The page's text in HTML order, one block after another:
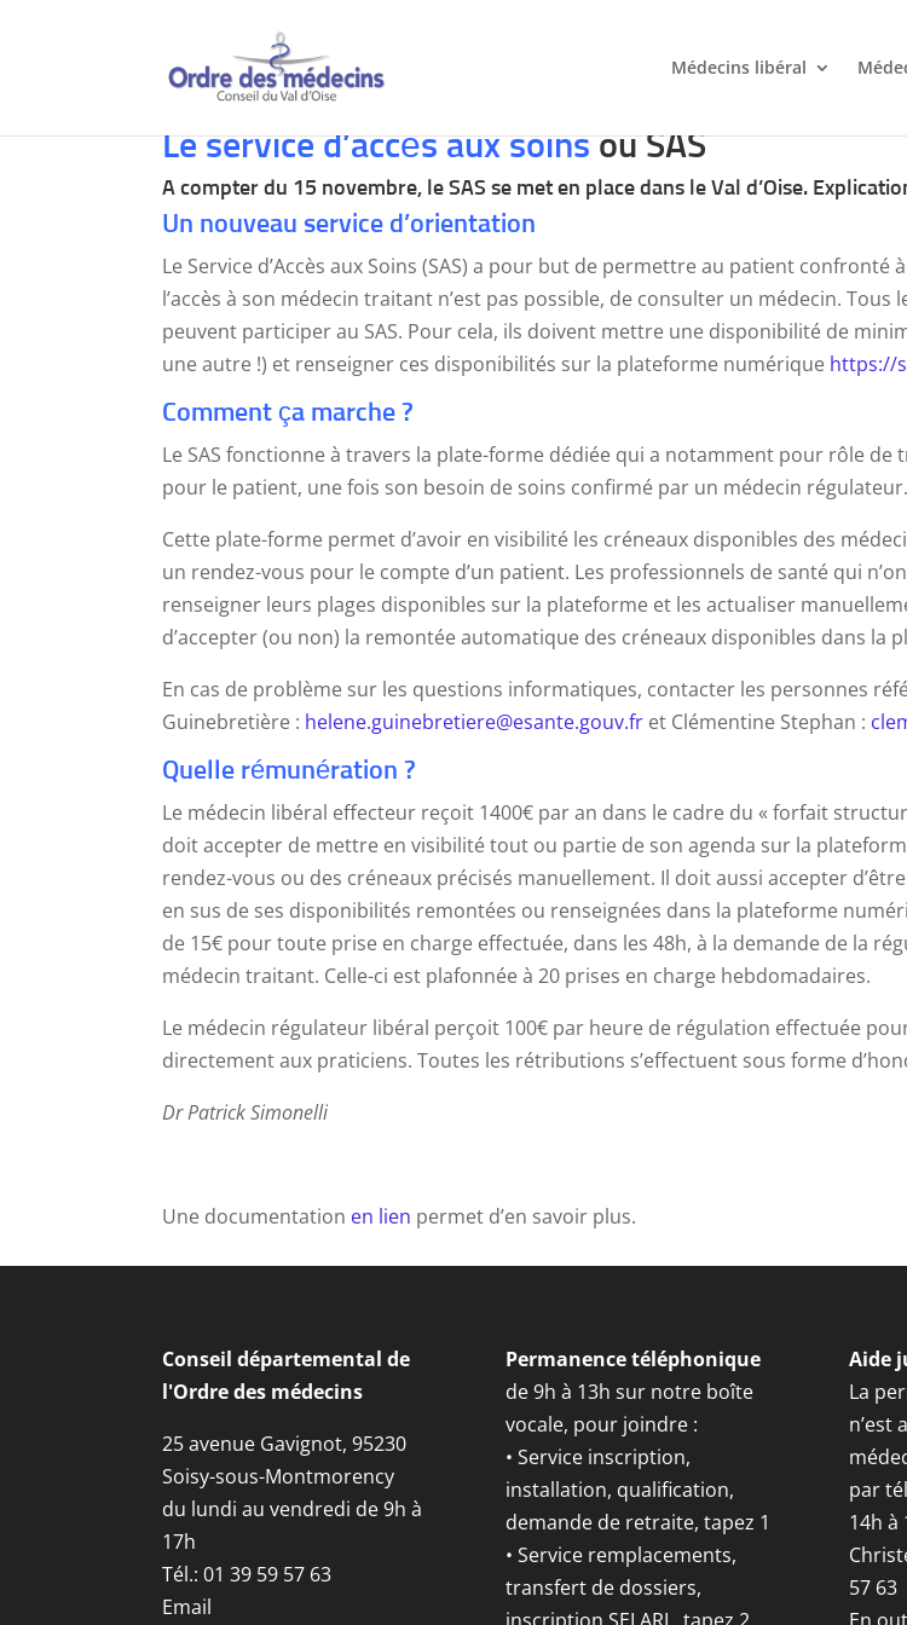
Médecins libéral
Le service d’accès aux soinsou SAS
A compter du 15 novembre, le SAS se met en place dans le Val d’Oise.
Un nouveau service d’orientation
Le Service d’Accès aux Soins (SAS) a pour but de permettre au patient
l’accès à son médecin traitant n’est pas possible, de consulter un médecin.
peuvent participer au SAS. Pour cela, ils doivent mettre une disponibilité de
une autre !) et renseigner ces disponibilités sur la plateforme numérique https://
Comment ça marche ?
Le SAS fonctionne à travers la plate-forme dédiée qui a notamment pour rôle
pour le patient, une fois son besoin de soins confirmé par un médecin régulateur.
Cette plate-forme permet d’avoir en visibilité les créneaux disponibles des
un rendez-vous pour le compte d’un patient. Les professionnels de santé qui
renseigner leurs plages disponibles sur la plateforme et les actualiser
d’accepter (ou non) la remontée automatique des créneaux disponibles dans la
En cas de problème sur les questions informatiques, contacter les personnes
Guinebretière : helene.guinebretiere@esante.gouv.fr et Clémentine Stephan :
Quelle rémunération ?
Le médecin libéral effecteur reçoit 1400€ par an dans le cadre du « forfait
doit accepter de mettre en visibilité tout ou partie de son agenda sur la
rendez-vous ou des créneaux précisés manuellement. Il doit aussi accepter
en sus de ses disponibilités remontées ou renseignées dans la plateforme
de 15€ pour toute prise en charge effectuée, dans les 48h, à la demande de la
médecin traitant. Celle-ci est plafonnée à 20 prises en charge hebdomadaires.
Le médecin régulateur libéral perçoit 100€ par heure de régulation effectuée
directement aux praticiens. Toutes les rétributions s’effectuent sous forme
Dr Patrick Simonelli
Une documentation en lien permet d’en savoir plus.
Conseil départemental de
l'Ordre des médecins
25 avenue Gavignot, 95230
Soisy-sous-Montmorency
du lundi au vendredi de 9h à
17h
Tél.: 01 39 59 57 63
Email
Permanence téléphonique
de 9h à 13h sur notre boîte
vocale, pour joindre :
• Service inscription,
installation, qualification,
demande de retraite, tapez 1
• Service remplacements,
transfert de dossiers,
Aide
La
n’est
par
14h à
57 63